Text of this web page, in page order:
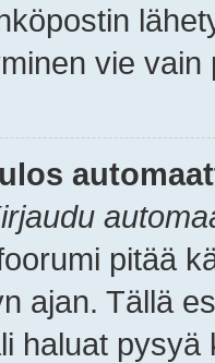
vie
pitää
ajan. Tällä
haluat